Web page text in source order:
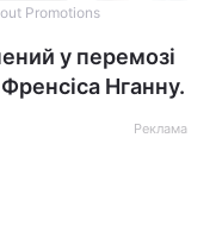
Promotions
у перемозі
Нганну.
Реклама